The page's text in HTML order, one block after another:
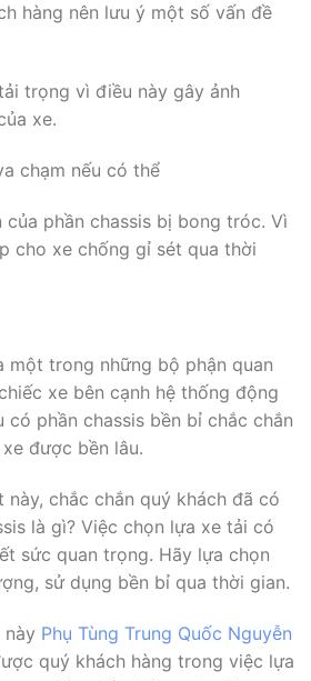
hàng nên lưu ý một số vấn đề
trọng vì điều này gây ảnh
xe.
chạm nếu có thể
của phần chassis bị bong tróc. Vì
cho xe chống gỉ sét qua thời
một trong những bộ phận quan
xe bên cạnh hệ thống động
có phần chassis bền bỉ chắc chắn
được bền lâu.
này, chắc chắn quý khách đã có
là gì? Việc chọn lựa xe tải có
sức quan trọng. Hãy lựa chọn
sử dụng bền bỉ qua thời gian.
Phụ Tùng Trung Quốc Nguyễn
quý khách hàng trong việc lựa